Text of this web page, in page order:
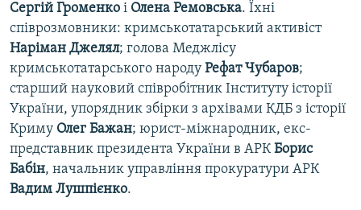
Сергій Громенко і Олена Ремовська. Їхні
співрозмовники: кримськотатарський активіст
Наріман Джелял; голова Меджлісу
кримськотатарського народу Рефат Чубаров;
старший науковий співробітник Інституту історії
України, упорядник збірки з архівами КДБ з історії
Криму Олег Бажан; юрист-міжнародник, екс-
представник президента України в АРКБорис
Бабін, начальник управління прокуратури АРК
Вадим Лушпієнко.